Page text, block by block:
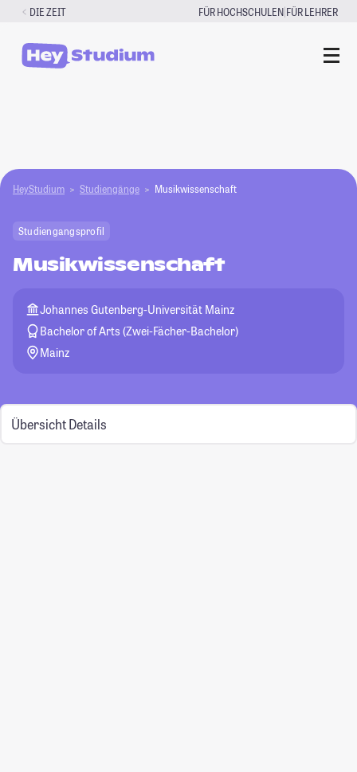
Zum
springen
DIE ZEIT FÜR HOCHSCHULEN|FÜR LEHRER
HeyStudium Studiengänge Musikwissenschaft
Studiengangsprofil
Musikwissenschaft
Johannes Gutenberg-Universität Mainz
Bachelor of Arts (Zwei-Fächer-Bachelor)
Mainz
Übersicht Details